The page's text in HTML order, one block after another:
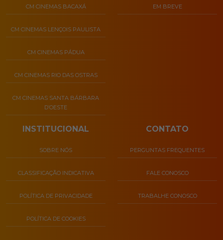
CM CINEMAS BACAXÁ
CM CINEMAS LENÇOIS PAULISTA
CM CINEMAS PÁDUA
CM CINEMAS RIO DAS OSTRAS
CM CINEMAS SANTA BÁRBARA
D’OESTE
EM BREVE
INSTITUCIONAL
SOBRE NÓS
CLASSIFICAÇÃO INDICATIVA
POLÍTICA DE PRIVACIDADE
POLÍTICA DE COOKIES
CONTATO
PERGUNTAS FREQUENTES
FALE CONOSCO
TRABALHE CONOSCO